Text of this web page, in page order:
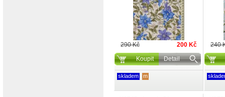
290 Kč
200 Kč
Koupit
Detail
skladem m
240